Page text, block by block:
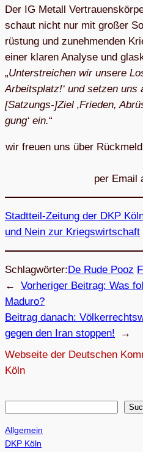
Der IG Metall
schaut nicht nur mit gro­ßer
rüs­tung und zuneh­men­den
einer kla­ren Ana­lyse und
„Unter­strei­chen wir unsere
Arbeits­platz!‘ und set­zen uns
[Satzungs-]Ziel ‚Frie­den,
gung‘ ein.“
wir freuen uns über
per Email
Stadt­teil-Zei­tung der DKP
und Nein zur Kriegswirtschaft
Schlagwörter:De Rude Pooz
←
Vorheriger Beitrag: Was
Maduro?
Beitrag danach:
gegen den Iran stoppen!
→
Webseite der Deutschen
Köln
c
Allgemein
DKP Köln